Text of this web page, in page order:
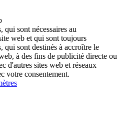
qui sont nécessaires au
web et qui sont toujours
qui sont destinés à accroître le
à des fins de publicité directe ou
d'autres sites web et réseaux
votre consentement.